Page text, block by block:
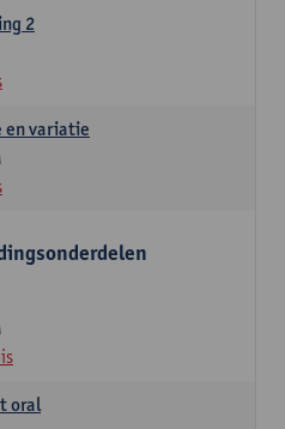
2
en variatie
oral